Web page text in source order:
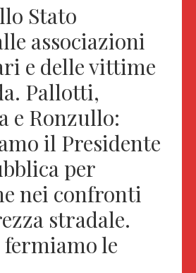
Stato
associazioni
e delle vittime
Pallotti,
e Ronzullo:
il Presidente
per
nei confronti
stradale.
le